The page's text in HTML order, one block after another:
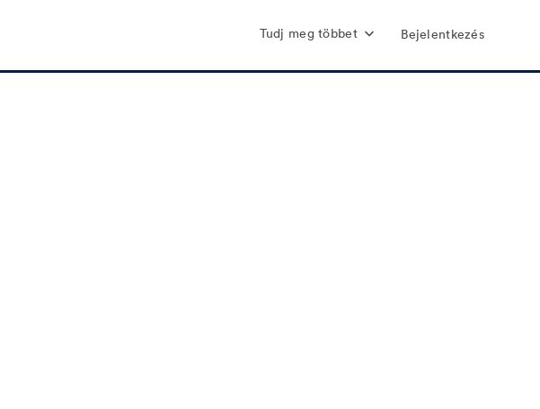
Tudj meg többet Bejelentkezés